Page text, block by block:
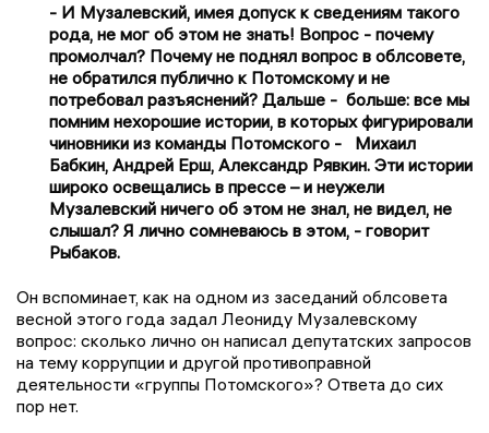
- И Музалевский, имея допуск к сведениям такого
рода, не мог об этом не знать! Вопрос - почему
промолчал? Почему не поднял вопрос в облсовете,
не обратился публично к Потомскому и не
потребовал разъяснений? Дальше - больше: все мы
помним нехорошие истории, в которых фигурировали
чиновники из команды Потомского - Михаил
Бабкин, Андрей Ерш, Александр Рявкин. Эти истории
широко освещались в прессе – и неужели
Музалевский ничего об этом не знал, не видел, не
слышал? Я лично сомневаюсь в этом, - говорит
Рыбаков.
Он вспоминает, как на одном из заседаний облсовета
весной этого года задал Леониду Музалевскому
вопрос: сколько лично он написал депутатских запросов
на тему коррупции и другой противоправной
деятельности «группы Потомского»? Ответа до сих
пор нет.